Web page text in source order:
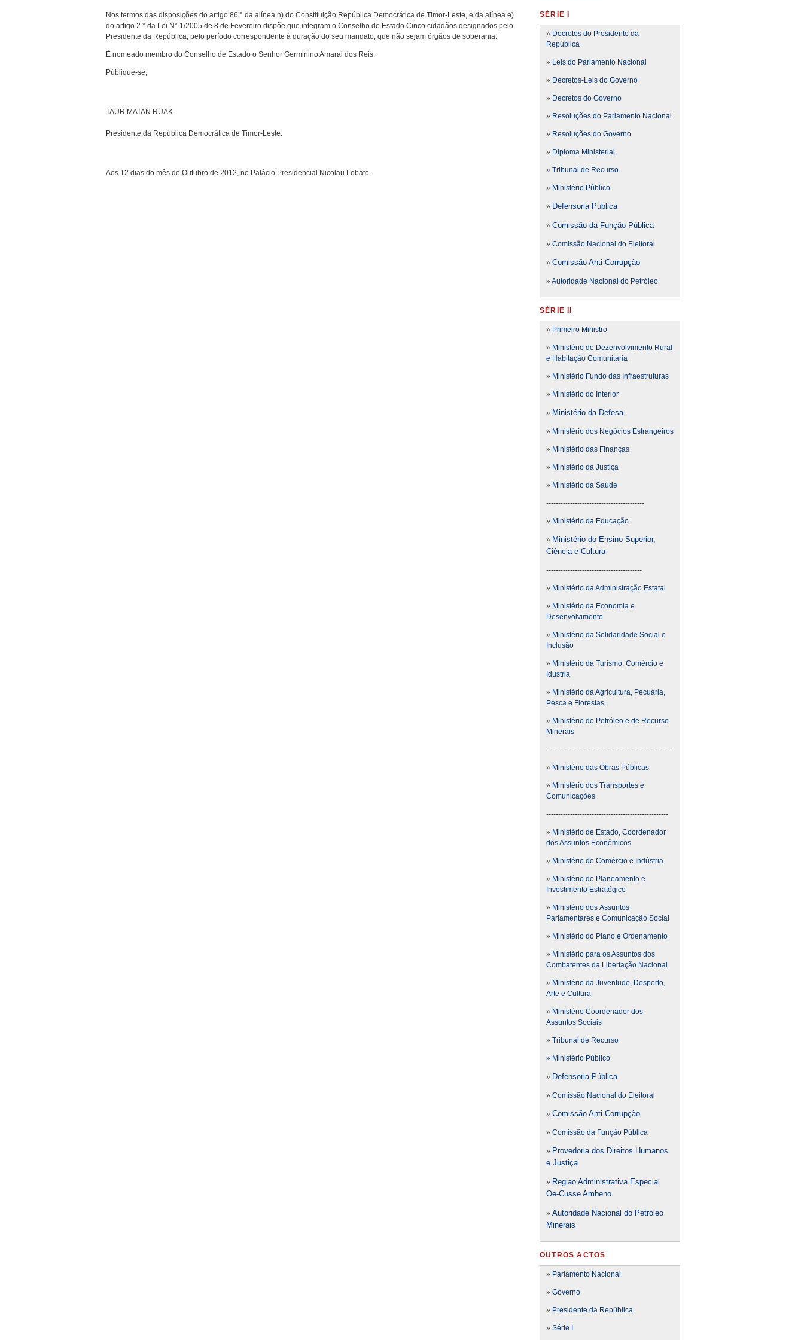
Nos termos das disposições do artigo 86.° da alínea n) do Constituição República Democrática de Timor-Leste, e da alínea e)
do artigo 2.° da Lei N° 1/2005 de 8 de Fevereiro dispõe que integram o Conselho de Estado Cinco cidadãos designados pelo
Presidente da República, pelo período correspondente à duração do seu mandato, que não sejam órgãos de soberania.
É nomeado membro do Conselho de Estado o Senhor Germinino Amaral dos Reis.
Públique-se,
TAUR MATAN RUAK
Presidente da República Democrática de Timor-Leste.
Aos 12 dias do mês de Outubro de 2012, no Palácio Presidencial Nicolau Lobato.
SÉRIE I
» Decretos do Presidente da
República
» Leis do Parlamento Nacional
» Decretos-Leis do Governo
» Decretos do Governo
» Resoluções do Parlamento Nacional
» Resoluções do Governo
» Diploma Ministerial
» Tribunal de Recurso
» Ministério Público
» Defensoria Pública
» Comissão da Função Pública
» Comissão Nacional do Eleitoral
» Comissão Anti-Corrupção
» Autoridade Nacional do Petróleo
SÉRIE II
» Primeiro Ministro
» Ministério do Dezenvolvimento Rural
e Habitação Comunitaria
» Ministério Fundo das Infraestruturas
» Ministério do Interior
» Ministério da Defesa
» Ministério dos Negócios Estrangeiros
» Ministério das Finanças
» Ministério da Justiça
» Ministério da Saúde
-----------------------------------------
» Ministério da Educação
» Ministério do Ensino Superior,
Ciência e Cultura
----------------------------------------
» Ministério da Administração Estatal
» Ministério da Economia e
Desenvolvimento
» Ministério da Solidaridade Social e
Inclusão
» Ministério da Turismo, Comércio e
Idustria
» Ministério da Agricultura, Pecuária,
Pesca e Florestas
» Ministério do Petróleo e de Recurso
Minerais
----------------------------------------------------
» Ministério das Obras Públicas
» Ministério dos Transportes e
Comunicações
---------------------------------------------------
» Ministério de Estado, Coordenador
dos Assuntos Econômicos
» Ministério do Comércio e Indústria
» Ministério do Planeamento e
Investimento Estratégico
» Ministério dos Assuntos
Parlamentares e Comunicação Social
» Ministério do Plano e Ordenamento
» Ministério para os Assuntos dos
Combatentes da Libertação Nacional
» Ministério da Juventude, Desporto,
Arte e Cultura
» Ministério Coordenador dos
Assuntos Sociais
» Tribunal de Recurso
» Ministério Público
» Defensoria Pública
» Comissão Nacional do Eleitoral
» Comissão Anti-Corrupção
» Comissão da Função Pública
» Provedoria dos Direitos Humanos
e Justiça
» Regiao Administrativa Especial
Oe-Cusse Ambeno
» Autoridade Nacional do Petróleo
Minerais
OUTROS ACTOS
» Parlamento Nacional
» Governo
» Presidente da República
» Série I